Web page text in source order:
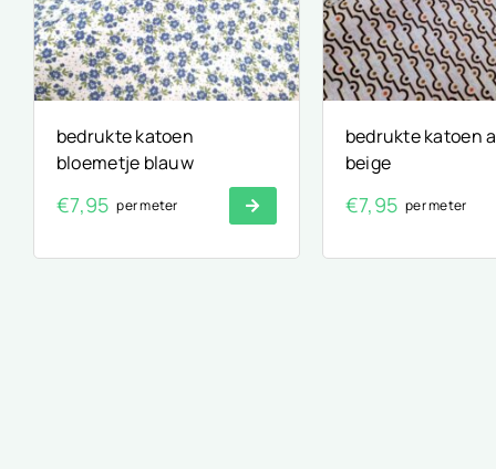
bedrukte katoen
bloemetje blauw
€7,95 per meter
bedrukte katoen
beige
€7,95 per meter